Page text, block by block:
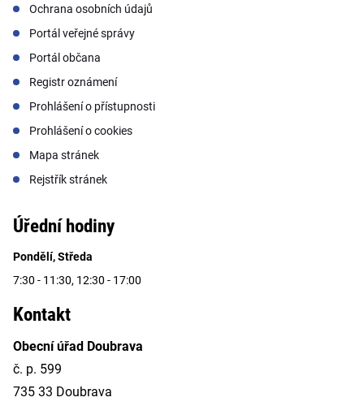
Ochrana osobních údajů
Portál veřejné správy
Portál občana
Registr oznámení
Prohlášení o přístupnosti
Prohlášení o cookies
Mapa stránek
Rejstřík stránek
Úřední hodiny
Pondělí, Středa
7:30 - 11:30, 12:30 - 17:00
Kontakt
Obecní úřad Doubrava
č. p. 599
735 33 Doubrava